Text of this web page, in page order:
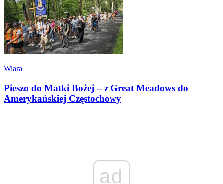
Wiara
Pieszo do Matki Bożej – z Great Meadows do
Amerykańskiej Częstochowy
ad